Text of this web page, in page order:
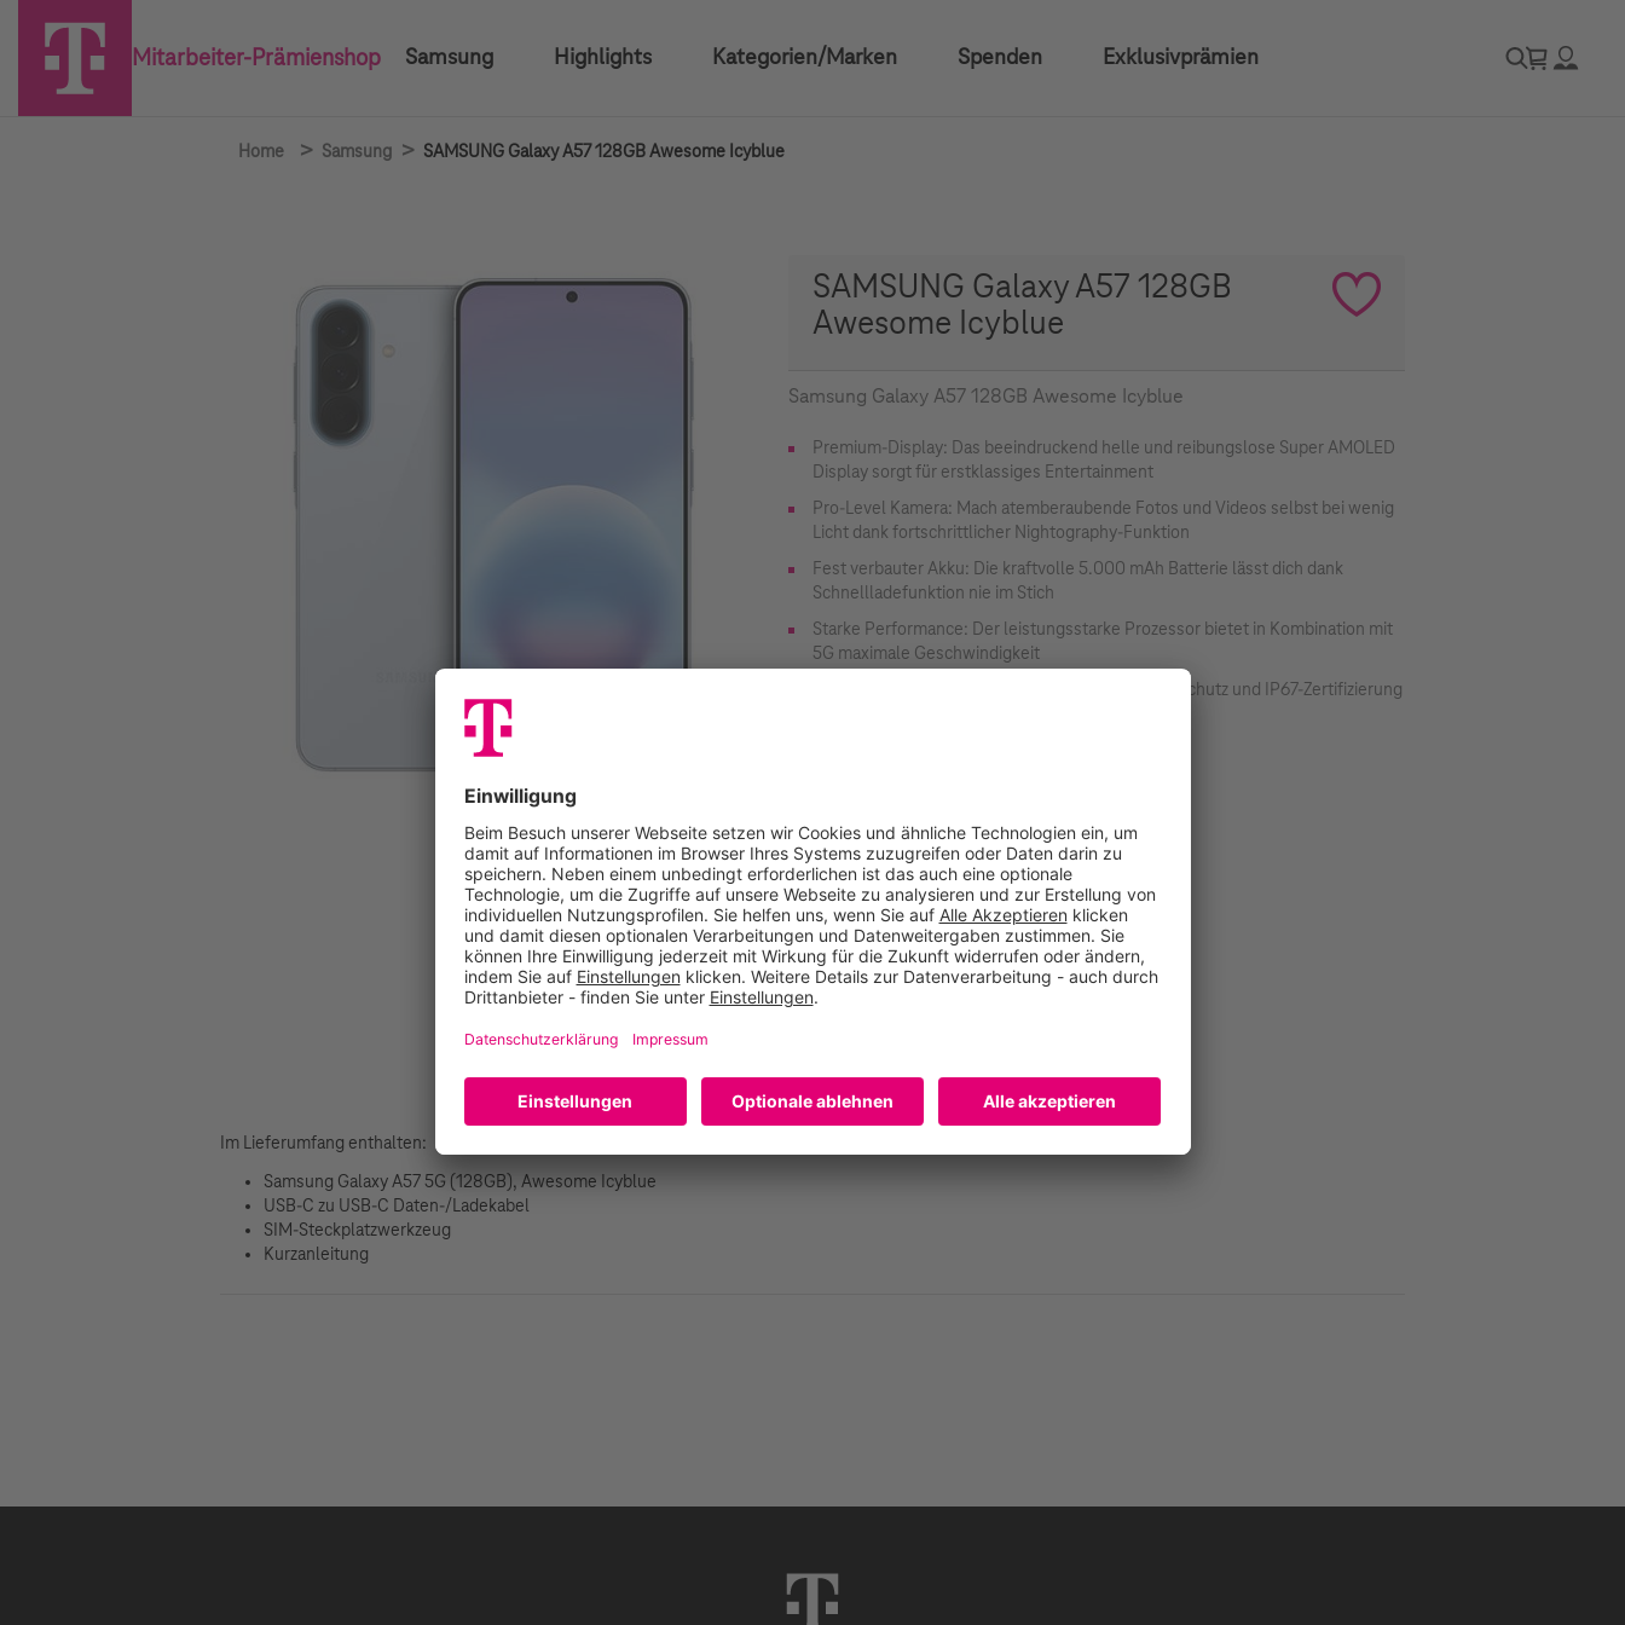
Mitarbeiter-Prämienshop Samsung Highlights Kategorien/Marken Spenden Exklusivprämien
Home > Samsung > SAMSUNG Galaxy A57 128GB Awesome Icyblue
SAMSUNG Galaxy A57 128GB
Awesome Icyblue
Samsung Galaxy A57 128GB Awesome Icyblue
Premium-Display: Das beeindruckend helle und reibungslose Super AMOLED
Display sorgt für erstklassiges Entertainment
Pro-Level Kamera: Mach atemberaubende Fotos und Videos selbst bei wenig
Licht dank fortschrittlicher Nightography-Funktion
Fest verbauter Akku: Die kraftvolle 5.000 mAh Batterie lässt dich dank
Schnellladefunktion nie im Stich
Starke Performance: Der leistungsstarke Prozessor bietet in Kombination mit
5G maximale Geschwindigkeit
Sicher und robust: Zuverlässiger Samsung Knox-Schutz und IP67-Zertifizierung
Artikelnummer: 99937551
52.900 Punkte
In den Warenkorb
Im Lieferumfang enthalten:
Samsung Galaxy A57 5G (128GB), Awesome Icyblue
USB-C zu USB-C Daten-/Ladekabel
SIM-Steckplatzwerkzeug
Kurzanleitung